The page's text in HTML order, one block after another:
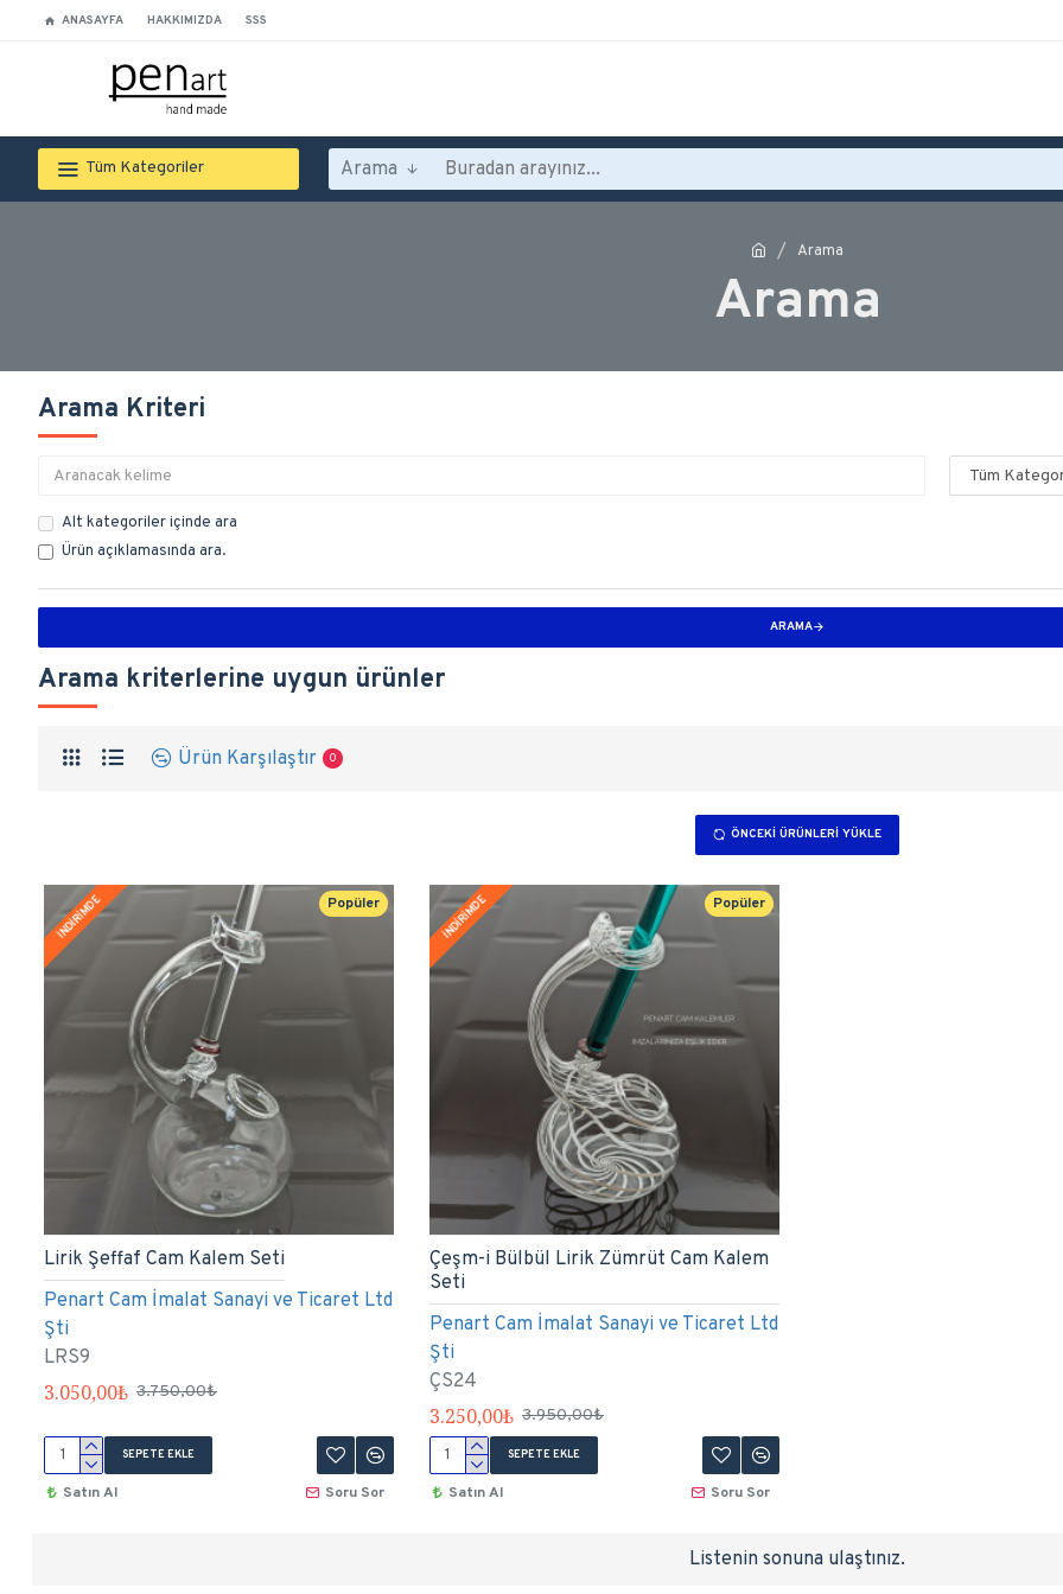
ANASAYFA HAKKIMIZDA SSS
Tüm Kategoriler Arama
Arama
Arama
Arama Kriteri
Alt kategoriler içinde ara
Ürün açıklamasında ara.
ARAMA
Arama kriterlerine uygun ürünler
Ürün Karşılaştır 0
ÖNCEKI ÜRÜNLERI YÜKLE
Popüler
İNDİRİMDE
Penart Cam İmalat Sanayi ve Ticaret Ltd
Şti
LRS9
Lirik Şeffaf Cam Kalem Seti
3.050,00₺ 3.750,00₺
SEPETE EKLE
Satın Al Soru Sor
Popüler
İNDİRİMDE
Penart Cam İmalat Sanayi ve Ticaret Ltd
Şti
ÇS24
Çeşm-i Bülbül Lirik Zümrüt Cam Kalem
Seti
3.250,00₺ 3.950,00₺
SEPETE EKLE
Satın Al Soru Sor
Listenin sonuna ulaştınız.